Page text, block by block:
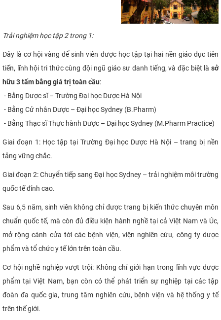
Trải nghiệm học tập 2 trong 1:
Đây là cơ hội vàng để sinh viên được học tập tại hai nền giáo dục tiên
tiến, lĩnh hội tri thức cùng đội ngũ giáo sư danh tiếng, và đặc biệt là sở
hữu 3 tấm bằng giá trị toàn cầu:
- Bằng Dược sĩ – Trường Đại học Dược Hà Nội
- Bằng Cử nhân Dược – Đại học Sydney (B.Pharm)
- Bằng Thạc sĩ Thực hành Dược – Đại học Sydney (M.Pharm Practice)
Giai đoạn 1: Học tập tại Trường Đại học Dược Hà Nội – trang bị nền
tảng vững chắc.
Giai đoạn 2: Chuyển tiếp sang Đại học Sydney – trải nghiệm môi trường
quốc tế đỉnh cao.
Sau 6,5 năm, sinh viên không chỉ được trang bị kiến thức chuyên môn
chuẩn quốc tế, mà còn đủ điều kiện hành nghề tại cả Việt Nam và Úc,
mở rộng cánh cửa tới các bệnh viện, viện nghiên cứu, công ty dược
phẩm và tổ chức y tế lớn trên toàn cầu.
Cơ hội nghề nghiệp vượt trội: Không chỉ giới hạn trong lĩnh vực dược
phẩm tại Việt Nam, bạn còn có thể phát triển sự nghiệp tại các tập
đoàn đa quốc gia, trung tâm nghiên cứu, bệnh viện và hệ thống y tế
trên thế giới.